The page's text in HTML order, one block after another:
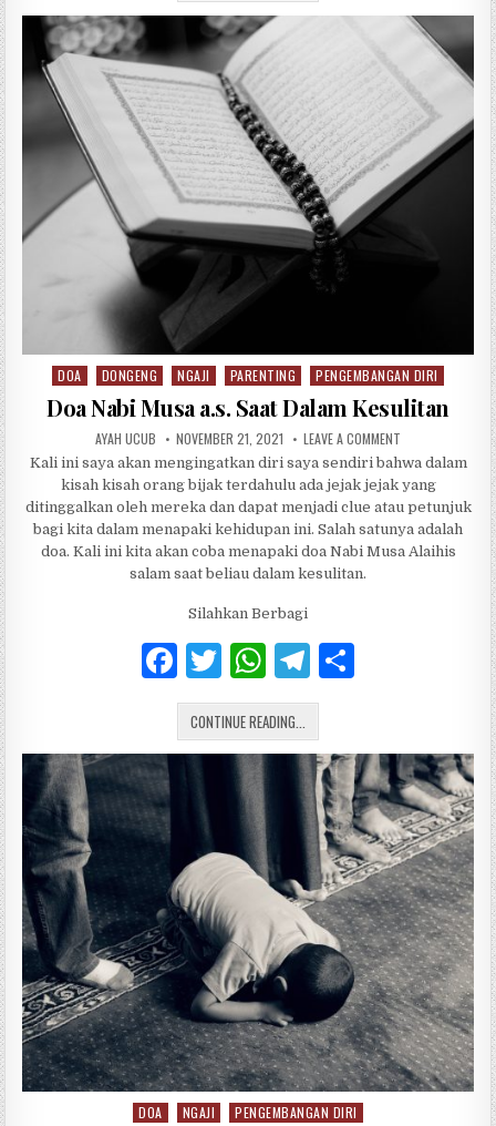
e
b
o
o
k
te
r
s
A
p
p
g
m
e
Posted in
DOA DONGENG NGAJI PARENTING PENGEMBANGAN DIRI
Doa Nabi Musa a.s. Saat Dalam Kesulitan
AUTHOR:
AYAH UCUB PUBLISHED DATE:
NOVEMBER 21, 2021 LEAVE A COMMENT ON DOA NABI
Kali ini saya akan mengingatkan diri saya sendiri bahwa dalam
kisah kisah orang bijak terdahulu ada jejak jejak yang
ditinggalkan oleh mereka dan dapat menjadi clue atau petunjuk
bagi kita dalam menapaki kehidupan ini. Salah satunya adalah
doa. Kali ini kita akan coba menapaki doa Nabi Musa Alaihis
salam saat beliau dalam kesulitan.
Silahkan Berbagi
F
a
c
e
b
o
o
k
T
w
it
te
r
W
h
at
s
p
T
el
e
g
ra
m
e
CONTINUE READING... DOA NABI MUSA A.S. SAAT DALAM
Posted in
DOA NGAJI PENGEMBANGAN DIRI